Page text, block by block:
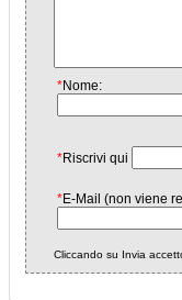
*Nome:
*Riscrivi qui
*E-Mail (non viene
Cliccando su Invia